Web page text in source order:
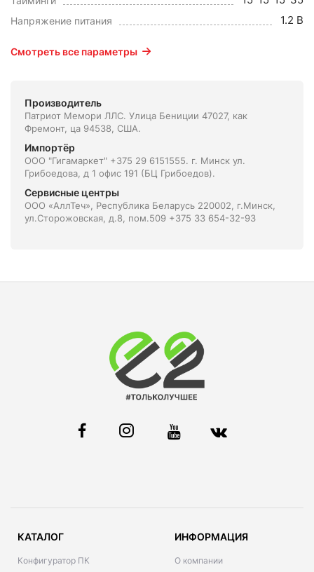
Напряжение питания 1.2 В
Смотреть все параметры
Производитель
Патриот Мемори ЛЛС. Улица Бениции 47027, как
Фремонт, ца 94538, США.
Импортёр
ООО "Гигамаркет" +375 29 6151555. г. Минск ул.
Грибоедова, д 1 офис 191 (БЦ Грибоедов).
Сервисные центры
ООО «АллТеч», Республика Беларусь 220002, г.Минск,
ул.Сторожовская, д.8, пом.509 +375 33 654-32-93
КАТАЛОГ
Конфигуратор ПК
ИНФОРМАЦИЯ
О компании